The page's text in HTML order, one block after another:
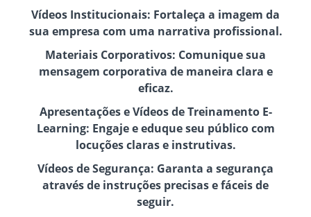
Vídeos Institucionais: Fortaleça a imagem da
sua empresa com uma narrativa profissional.
Materiais Corporativos: Comunique sua
mensagem corporativa de maneira clara e
eficaz.
Apresentações e Vídeos de Treinamento E-
Learning: Engaje e eduque seu público com
locuções claras e instrutivas.
Vídeos de Segurança: Garanta a segurança
através de instruções precisas e fáceis de
seguir.